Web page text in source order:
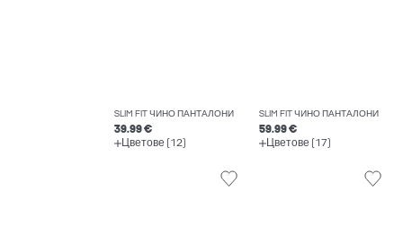
SLIM FIT ЧИНО ПАНТАЛОНИ
39.99 €
Цветове (12)
SLIM FIT ЧИНО ПАНТАЛОНИ
59.99 €
Цветове (17)